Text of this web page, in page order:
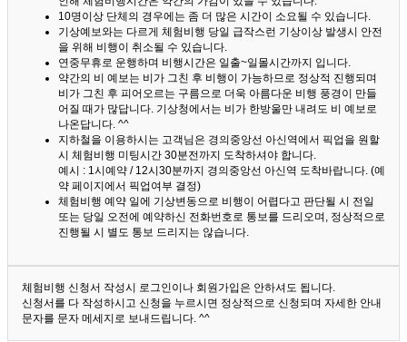
10명이상 단체의 경우에는 좀 더 많은 시간이 소요될 수 있습니다.
기상예보와는 다르게 체험비행 당일 급작스런 기상이상 발생시 안전
을 위해 비행이 취소될 수 있습니다.
연중무휴로 운행하며 비행시간은 일출~일몰시간까지 입니다.
약간의 비 예보는 비가 그친 후 비행이 가능하므로 정상적 진행되며
비가 그친 후 피어오르는 구름으로 더욱 아름다운 비행 풍경이 만들
어질 때가 많답니다. 기상청에서는 비가 한방울만 내려도 비 예보로
나온답니다. ^^
지하철을 이용하시는 고객님은 경의중앙선 아신역에서 픽업을 원할
시 체험비행 미팅시간 30분전까지 도착하셔야 합니다.
예시 : 1시예약 / 12시30분까지 경의중앙선 아신역 도착바랍니다. (예
약 페이지에서 픽업여부 결정)
체험비행 예약 일에 기상변동으로 비행이 어렵다고 판단될 시 전일
또는 당일 오전에 예약하신 전화번호로 통보를 드리오며, 정상적으로
진행될 시 별도 통보 드리지는 않습니다.
체험비행 신청서 작성시 로그인이나 회원가입은 안하셔도 됩니다.
신청서를 다 작성하시고 신청을 누르시면 정상적으로 신청되며 자세한 안내
문자를 문자 메세지로 보내드립니다. ^^